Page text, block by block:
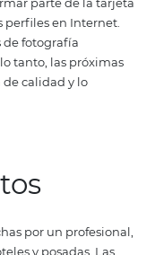
sin duda la
al hotel, es uno
entre las
en línea. Por esta
formar parte de
de fotografía
Por lo tanto, las
de calidad y lo